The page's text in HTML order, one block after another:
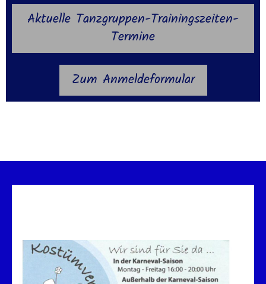
Aktuelle Tanzgruppen-Trainingszeiten-
Termine
Zum Anmeldeformular